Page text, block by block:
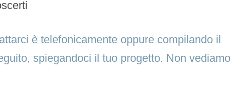
è telefonicamente oppure compilando il
spiegandoci il tuo progetto. Non vediamo